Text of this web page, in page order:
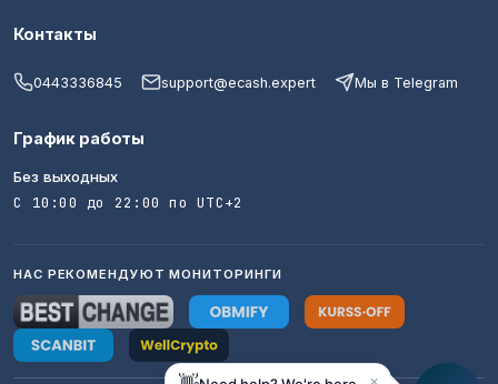
Контакты
0443336845 support@ecash.expert Мы в Telegram
График работы
Без выходных
С 10:00 до 22:00 по UTC+2
НАС РЕКОМЕНДУЮТ МОНИТОРИНГИ